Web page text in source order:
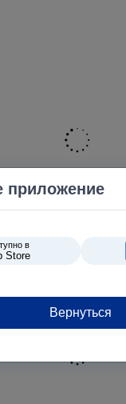
приложение
в
Store
Вернуться